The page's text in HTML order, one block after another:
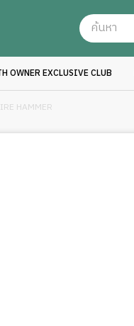
OWNER EXCLUSIVE CLUB
HAMMER